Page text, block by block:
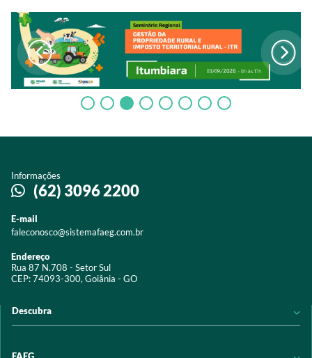
Informações
(62) 3096 2200
E-mail
faleconosco@sistemafaeg.com.br
Endereço
Rua 87 N.708 - Setor Sul
CEP: 74093-300, Goiânia - GO
Descubra